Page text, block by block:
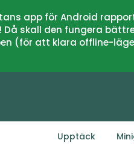
app för Android
skall den fungera
(för att klara offline-
Upptäck